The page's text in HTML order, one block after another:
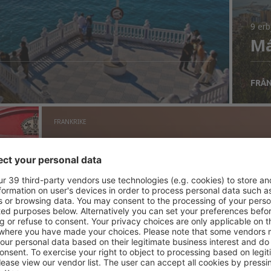
9
FRÅN
FRANKRIKE